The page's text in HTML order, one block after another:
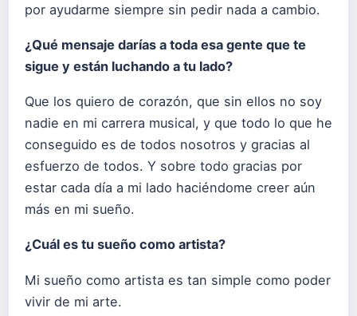
por ayudarme siempre sin pedir nada a cambio.
¿Qué mensaje darías a toda esa gente que te
sigue y están luchando a tu lado?
Que los quiero de corazón, que sin ellos no soy
nadie en mi carrera musical, y que todo lo que he
conseguido es de todos nosotros y gracias al
esfuerzo de todos. Y sobre todo gracias por
estar cada día a mi lado haciéndome creer aún
más en mi sueño.
¿Cuál es tu sueño como artista?
Mi sueño como artista es tan simple como poder
vivir de mi arte.